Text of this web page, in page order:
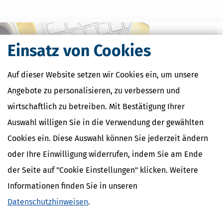
Einsatz von Cookies
Auf dieser Website setzen wir Cookies ein, um unsere
Angebote zu personalisieren, zu verbessern und
wirtschaftlich zu betreiben. Mit Bestätigung Ihrer
Auswahl willigen Sie in die Verwendung der gewählten
Cookies ein. Diese Auswahl können Sie jederzeit ändern
oder Ihre Einwilligung widerrufen, indem Sie am Ende
der Seite auf "Cookie Einstellungen" klicken. Weitere
Informationen finden Sie in unseren
Datenschutzhinweisen.
Kostenlose Steuertipps & News
Absenden
Steuertipps
Steuertipps Selbstständige
Geldtipps